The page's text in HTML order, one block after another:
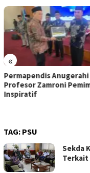
«
Viral Tepuk Sakinah, Ini
Penjelasan Kemenag
TAG: PSU
Sekda
Terkait